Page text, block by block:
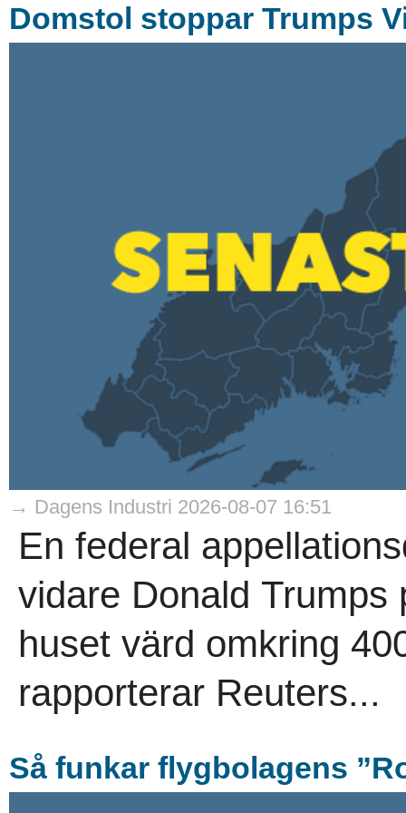
Domstol stoppar Trumps
→ Dagens Industri 2026-08-07 16:51
En federal
vidare Donald Trumps
huset värd omkring
rapporterar Reuters...
Så funkar flygbolagens